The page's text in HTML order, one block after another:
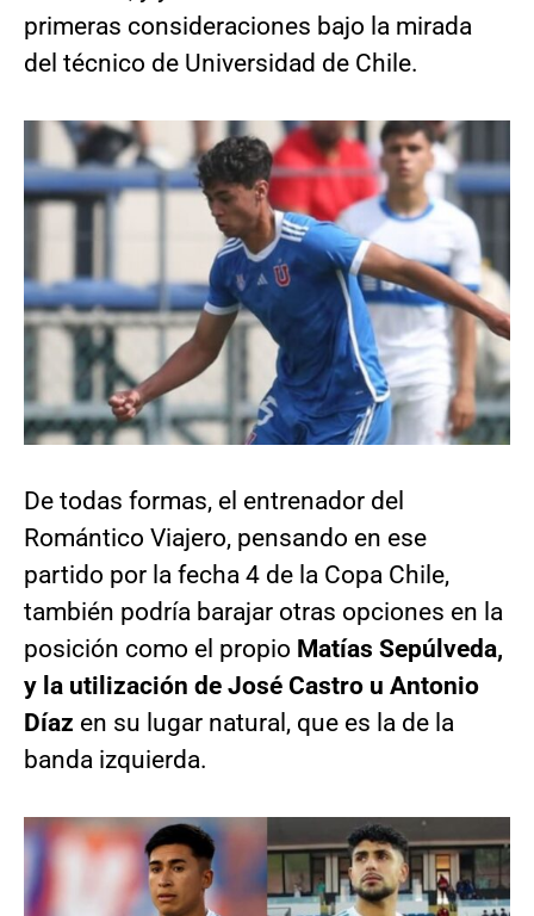
primeras consideraciones bajo la mirada
del técnico de Universidad de Chile.
De todas formas, el entrenador del
Romántico Viajero, pensando en ese
partido por la fecha 4 de la Copa Chile,
también podría barajar otras opciones en la
posición como el propio Matías Sepúlveda,
y la utilización de José Castro u Antonio
Díaz en su lugar natural, que es la de la
banda izquierda.